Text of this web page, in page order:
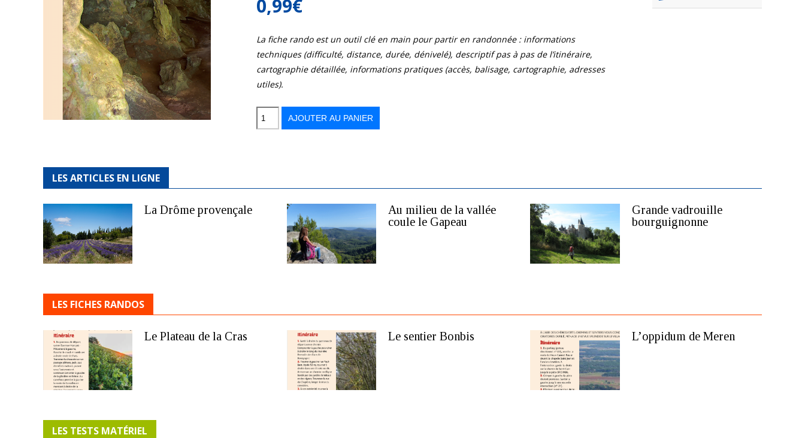
0,99€
La fiche rando est un outil clé en main pour partir en randonnée : informations
techniques (difficulté, distance, durée, dénivelé), descriptif pas à pas de l’itinéraire,
cartographie détaillée, informations pratiques (accès, balisage, cartographie, adresses
utiles).
quantité
Les
falaises
Asicen
AJOUTER AU PANIER
LES ARTICLES EN LIGNE
La Drôme provençale
Au milieu de la vallée
coule le Gapeau
Grande vadrouille
bourguignonne
LES FICHES RANDOS
Le Plateau de la Cras Le sentier Bonbis L’oppidum de Meren
LES TESTS MATÉRIEL